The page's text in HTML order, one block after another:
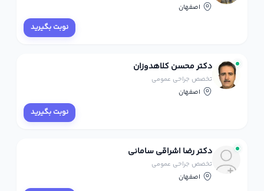
اصفهان
نوبت بگیرید
دکتر محسن کلاهدوزان
تخصص جراحی عمومی
اصفهان
نوبت بگیرید
دکتر رضا اشراقی سامانی
تخصص جراحی عمومی
اصفهان